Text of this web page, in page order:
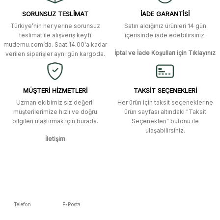
Ürün resmi kalitesiz, bozuk veya görüntülenemiyor.
Ürün bilgilerinde hatalar bulunuyor.
Ürün fiyatı diğer sitelerden daha pahalı.
Bu ürüne benzer farklı alternatifler olmalı.
yanıt aldım ve çözüm buldum.
Murat Duman | 17/03/2026
Site güvenilir ve kullanışlı, fakat
kavela ve diğer ahşap aksesuarları
menü seçeneklerinde bulunmuyor,
spesifik olarak "kavela" terimini
aratarak bulunabilir.
M... K... | 12/12/2025
Ben bu kadar hızlı bir teslimat
Ben bu kadar hızlı bir teslimat
SORUNSUZ TESLİMAT
Türkiye’nin her yerine sorunsuz
teslimat ile alışveriş keyfi
mudemu.com’da. Saat 14.00'a kadar
verilen siparişler aynı gün kargoda.
İADE GARANTİSİ
Satın aldığınız ürünleri 14 gün
içerisinde iade edebilirsiniz.
İptal ve İade Koşulları için Tıklayınız
MÜŞTERİ HİZMETLERİ
Uzman ekibimiz siz değerli
müşterilerimize hızlı ve doğru
bilgileri ulaştırmak için burada.
İletişim
TAKSİT SEÇENEKLERİ
Her ürün için taksit seçeneklerine
ürün sayfası altındaki "Taksit
Seçenekleri" butonu ile
ulaşabilirsiniz.
Telefon E-Posta